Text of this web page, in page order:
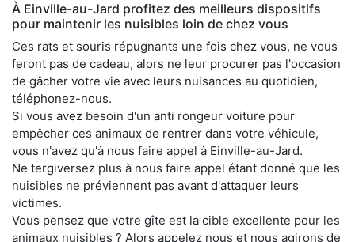
À Einville-au-Jard profitez des meilleurs dispositifs
pour maintenir les nuisibles loin de chez vous
Ces rats et souris répugnants une fois chez vous, ne vous
feront pas de cadeau, alors ne leur procurer pas l'occasion
de gâcher votre vie avec leurs nuisances au quotidien,
téléphonez-nous.
Si vous avez besoin d'un anti rongeur voiture pour
empêcher ces animaux de rentrer dans votre véhicule,
vous n'avez qu'à nous faire appel à Einville-au-Jard.
Ne tergiversez plus à nous faire appel étant donné que les
nuisibles ne préviennent pas avant d'attaquer leurs
victimes.
Vous pensez que votre gîte est la cible excellente pour les
animaux nuisibles ? Alors appelez nous et nous agirons de